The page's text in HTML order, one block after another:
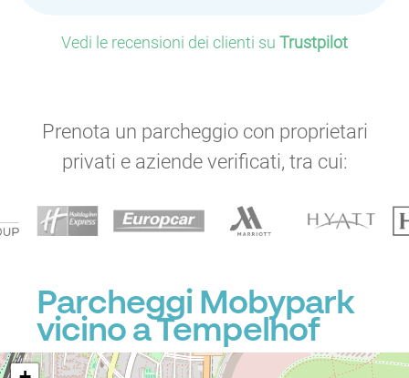
Vedi le recensioni dei clienti su Trustpilot
Prenota un parcheggio con proprietari
privati e aziende verificati, tra cui:
Parcheggi Mobypark
vicino a Tempelhof